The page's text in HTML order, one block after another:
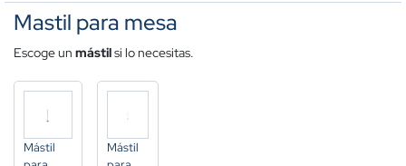
Mastil para mesa
Escoge un mástilsi lo necesitas.
Mástil
Mástil